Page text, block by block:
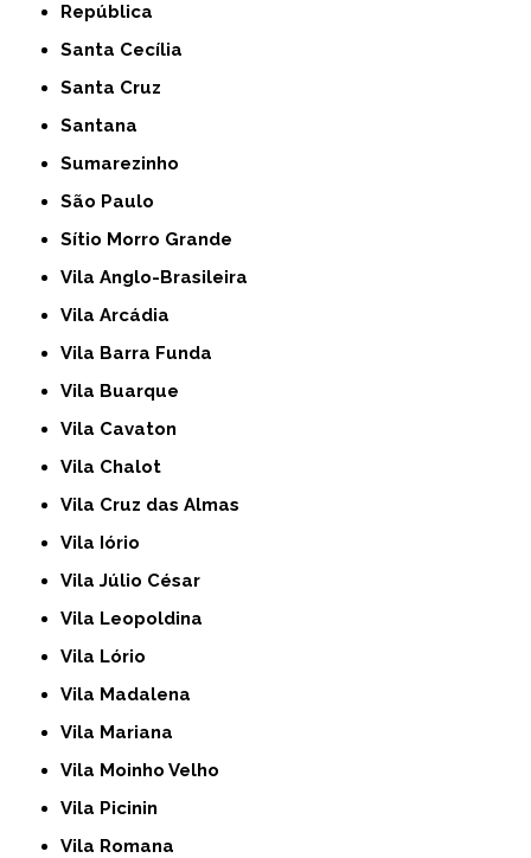
República
Santa Cecília
Santa Cruz
Santana
Sumarezinho
São Paulo
Sítio Morro Grande
Vila Anglo-Brasileira
Vila Arcádia
Vila Barra Funda
Vila Buarque
Vila Cavaton
Vila Chalot
Vila Cruz das Almas
Vila Iório
Vila Júlio César
Vila Leopoldina
Vila Lório
Vila Madalena
Vila Mariana
Vila Moinho Velho
Vila Picinin
Vila Romana